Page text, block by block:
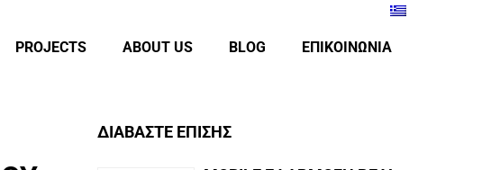
PROJECTS ABOUT US BLOG ΕΠΙΚΟΙΝΩΝΙΑ
ΔΙΑΒΑΣΤΕ ΕΠΙΣΗΣ